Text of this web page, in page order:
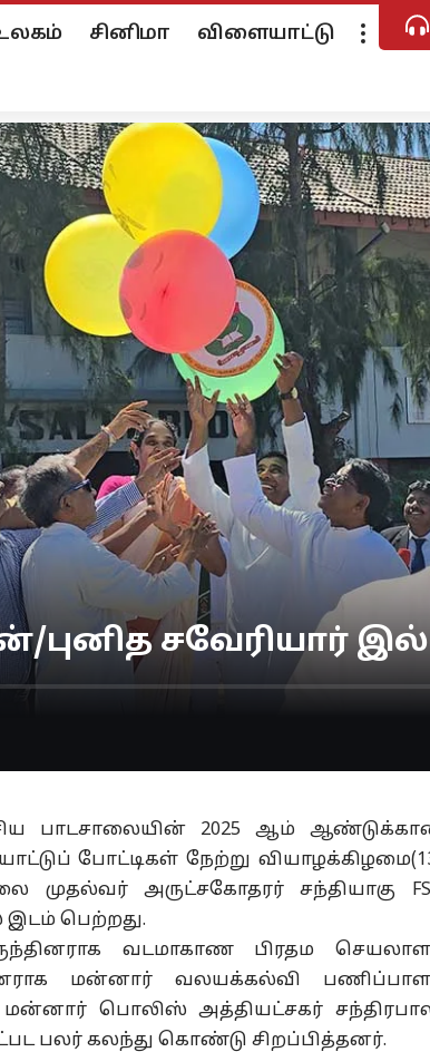
சினிமா விளையாட்டு
புனித சவேரியார்
பாடசாலையின் 2025 ஆம்
போட்டிகள் நேற்று
முதல்வர் அருட்சகோதரர் சந்தியாகு
பெற்றது.
வடமாகாண பிரதம
மன்னார் வலயக்கல்வி
மன்னார் பொலிஸ் அத்தியட்சகர்
பலர் கலந்து கொண்டு சிறப்பித்தனர்.